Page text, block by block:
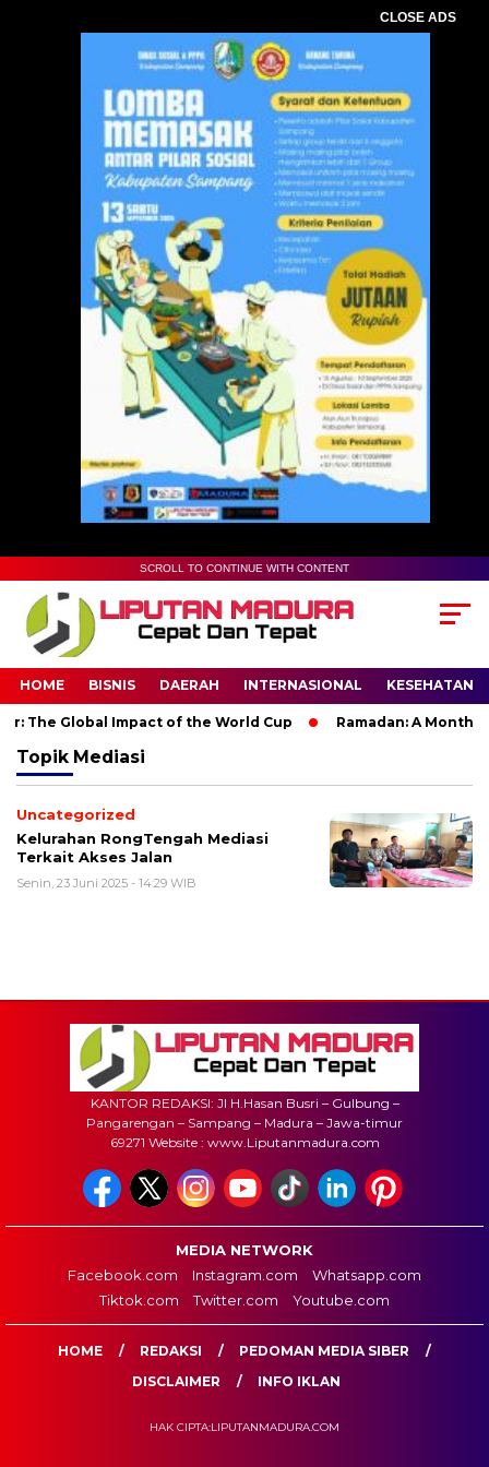
CLOSE ADS
SCROLL TO CONTINUE WITH CONTENT
HOME BISNIS DAERAH INTERNASIONAL KESEHATAN
The Global Impact of the World Cup Ramadan: A Month
Topik Mediasi
Uncategorized
Kelurahan RongTengah Mediasi
Terkait Akses Jalan
Senin, 23 Juni 2025 - 14:29 WIB
KANTOR REDAKSI: Jl H.Hasan Busri – Gulbung –
Pangarengan – Sampang – Madura – Jawa-timur
69271 Website : www.Liputanmadura.com
MEDIA NETWORK
Facebook.com
Instagram.com
Whatsapp.com
Tiktok.com
Twitter.com Youtube.com
HOME REDAKSI
PEDOMAN MEDIA SIBER
DISCLAIMER
INFO IKLAN
HAK CIPTA:LIPUTANMADURA.COM